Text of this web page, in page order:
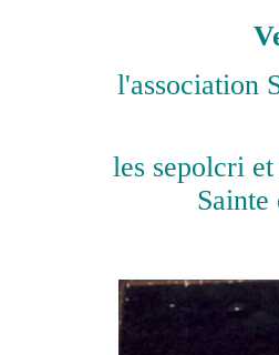
l'association
les sepolcri